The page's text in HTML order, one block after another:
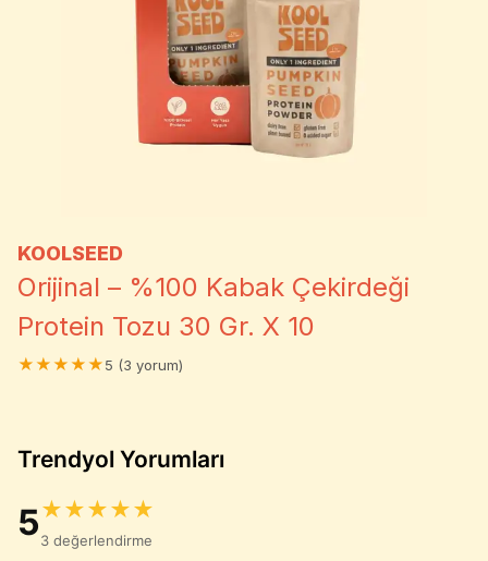
KOOLSEED
Orijinal – %100 Kabak Çekirdeği
Protein Tozu 30 Gr. X 10
★★★★★5 (3 yorum)
Trendyol Yorumları
5★★★★★
3 değerlendirme